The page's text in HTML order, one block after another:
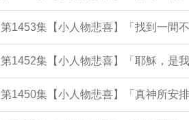
第1453集【小人物悲喜】「找到一間
第1452集【小人物悲喜】「耶穌，是
第1450集【小人物悲喜】「真神所安